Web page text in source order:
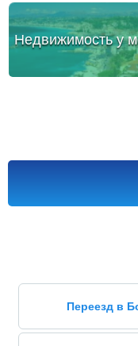
Недвижимость у
Переезд в